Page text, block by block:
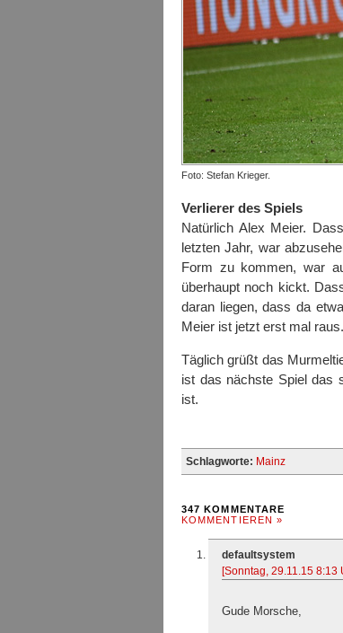
Foto: Stefan Krieger.
Verlierer des Spiels
Natürlich Alex Meier.
letzten Jahr, war
Form zu kommen, war
überhaupt noch kickt.
daran liegen, dass da
Meier ist jetzt erst mal
Täglich grüßt das
ist das nächste Spiel das
ist.
Schlagworte: Mainz
347 KOMMENTARE
KOMMENTIEREN »
defaultsystem
[Sonntag, 29.11.15 8:13
Gude Morsche,